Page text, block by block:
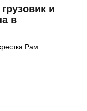
и
в
Рам